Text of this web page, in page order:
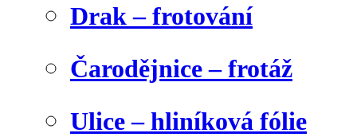
Drak – frotování
Čarodějnice – frotáž
Ulice – hliníková fólie